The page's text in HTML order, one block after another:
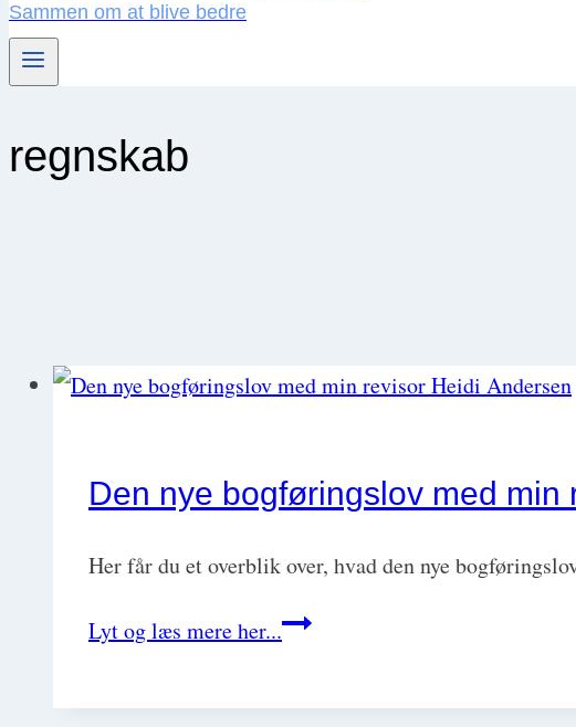
Sammen om at blive bedre
regnskab
Den nye bogføringslov med min
Her får du et overblik over, hvad den nye
Lyt og læs mere her...Den
bogføringslov